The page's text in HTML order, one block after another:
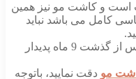
است و کاشت مو نیز همین
کامل می باشد نباید
نتیجه دلخواه شما از کاشت مو پس از گذشت 9 ماه پدیدار
مو دقت نمایید، باتوجه